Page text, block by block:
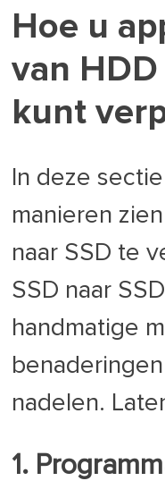
Hoe u
van HDD
kunt
In deze
manieren
naar SSD te
SSD naar
handmatige
nadelen.
1.